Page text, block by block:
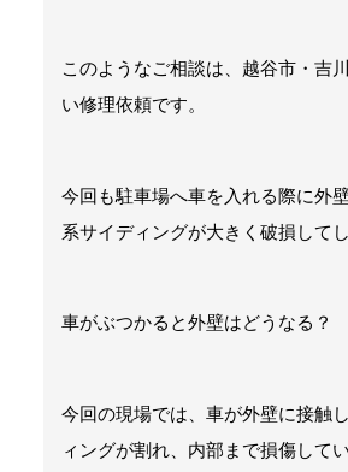
このようなご相談は、越谷市・吉
い修理依頼です。
今回も駐車場へ車を入れる際に外
系サイディングが大きく破損して
車がぶつかると外壁はどうなる？
今回の現場では、車が外壁に接触
ィングが割れ、内部まで損傷してい